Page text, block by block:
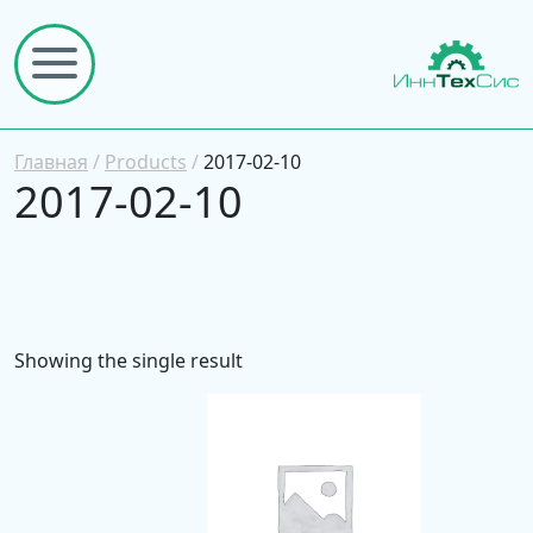
Главная / Products /2017-02-10
2017-02-10
Showing the single result